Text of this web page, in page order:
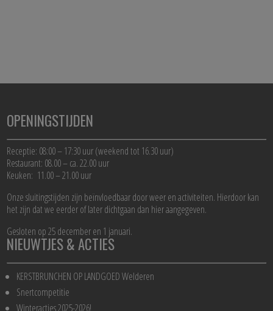
OPENINGSTIJDEN
Receptie: 08:00 – 17:30 uur (weekend tot 16.30 uur)
Restaurant: 08.00 – ca. 22.00 uur
Keuken: 11.00 – 21.00 uur
Onze sluitingstijden zijn beïnvloedbaar door weer en activiteiten. Hierdoor kan
het zijn dat we eerder of later dichtgaan dan hier aangegeven.
Gesloten op 25 december en 1 januari.
NIEUWTJES & ACTIES
KERSTBRUNCHEN OP LANDGOED Welderen
Snertcompetitie
Winteracties 2025-2026!